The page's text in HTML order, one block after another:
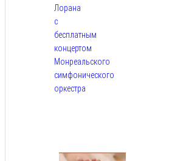
Лорана
с
бесплатным
концертом
Монреальского
симфонического
оркестра